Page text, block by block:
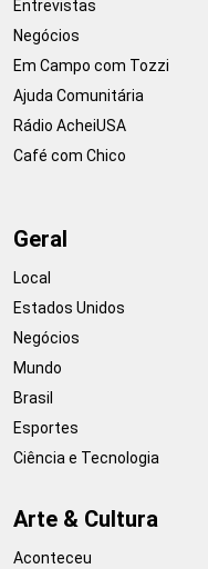
Entrevistas
Negócios
Em Campo com Tozzi
Ajuda Comunitária
Rádio AcheiUSA
Café com Chico
Geral
Local
Estados Unidos
Negócios
Mundo
Brasil
Esportes
Ciência e Tecnologia
Arte & Cultura
Aconteceu